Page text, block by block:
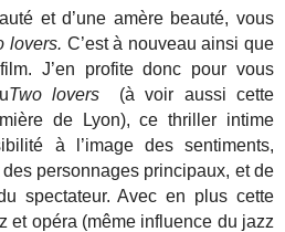
et d’une amère beauté, vous
lovers. C’est à nouveau ainsi que
J’en profite donc pour vous
Two lovers
(à voir aussi cette
de Lyon), ce thriller intime
à l’image des sentiments,
personnages principaux, et de
spectateur. Avec en plus cette
et opéra (même influence du jazz